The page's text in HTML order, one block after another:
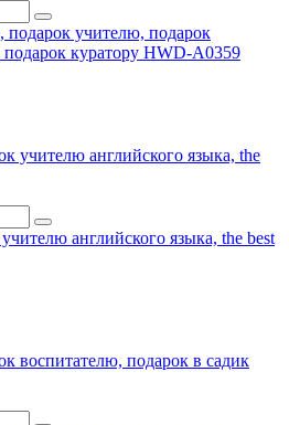
учителю, подарок
куратору HWD-A0359
английского языка, the best